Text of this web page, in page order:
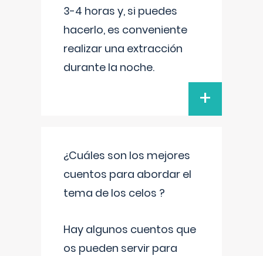
3-4 horas y, si puedes
hacerlo, es conveniente
realizar una extracción
durante la noche.
+
¿Cuáles son los mejores
cuentos para abordar el
tema de los celos ?
Hay algunos cuentos que
os pueden servir para